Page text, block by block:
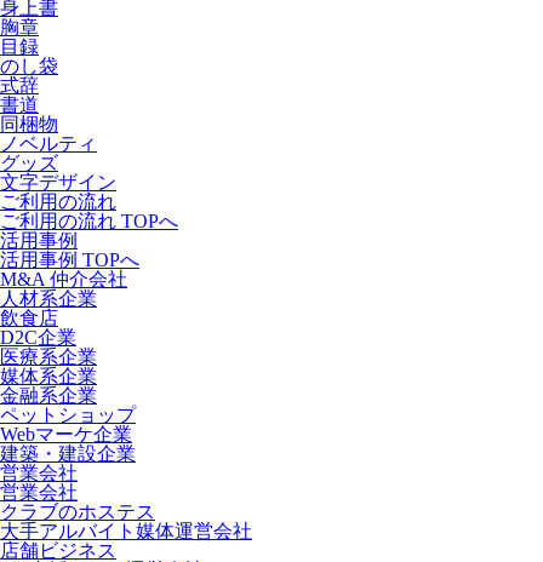
身上書
胸章
目録
のし袋
式辞
書道
同梱物
ノベルティ
グッズ
文字デザイン
ご利用の流れ
ご利用の流れ TOPへ
活用事例
活用事例 TOPへ
M&A 仲介会社
人材系企業
飲食店
D2C企業
医療系企業
媒体系企業
金融系企業
ペットショップ
Webマーケ企業
建築・建設企業
営業会社
営業会社
クラブのホステス
大手アルバイト媒体運営会社
店舗ビジネス